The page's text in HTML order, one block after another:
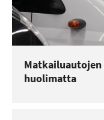
huolimatta